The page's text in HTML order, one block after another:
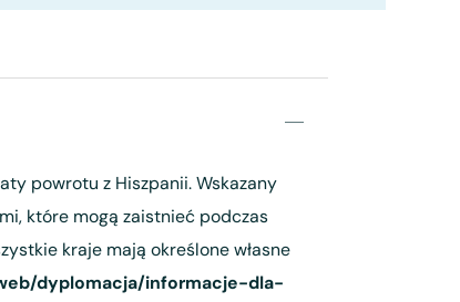
powrotu z Hiszpanii. Wskazany
które mogą zaistnieć podczas
kraje mają określone własne
dyplomacja/informacje-dla-